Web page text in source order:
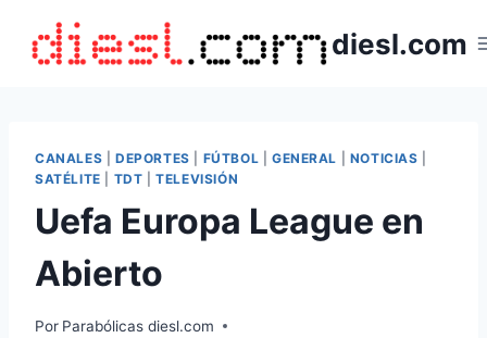
contenido
diesl.com
CANALES DEPORTES FÚTBOL GENERAL NOTICIAS
SATÉLITE
TDT |TELEVISIÓN
Uefa Europa League en
Abierto
Por Parabólicas diesl.com